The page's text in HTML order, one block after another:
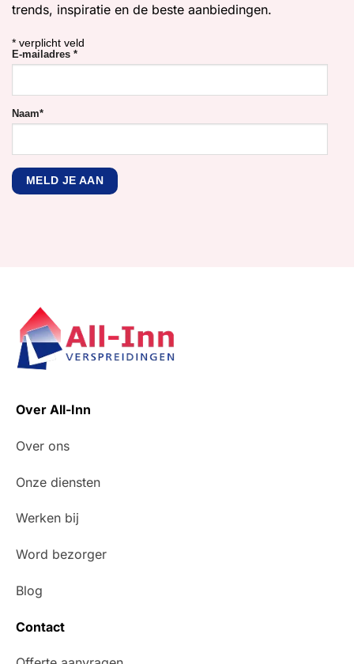
trends, inspiratie en de beste aanbiedingen.
* verplicht veld
E-mailadres *
Naam*
Over All-Inn
Over ons
Onze diensten
Werken bij
Word bezorger
Blog
Contact